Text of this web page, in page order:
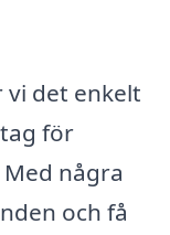
vi det enkelt
för
några
och få